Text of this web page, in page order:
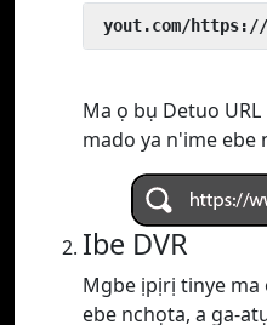
yout.com/https://
Ma ọ bụ Detuo
mado ya n'ime ebe
Ibe DVR
Mgbe ịpịrị tinye ma
ebe nchọta, a ga-